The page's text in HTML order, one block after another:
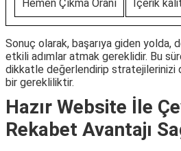
Hemen Çıkma Oranı İçerik
Sonuç olarak, başarıya giden yolda,
etkili adımlar atmak gereklidir. Bu
dikkatle değerlendirip stratejilerinizi
bir gerekliliktir.
Hazır Website İle
Rekabet Avantajı